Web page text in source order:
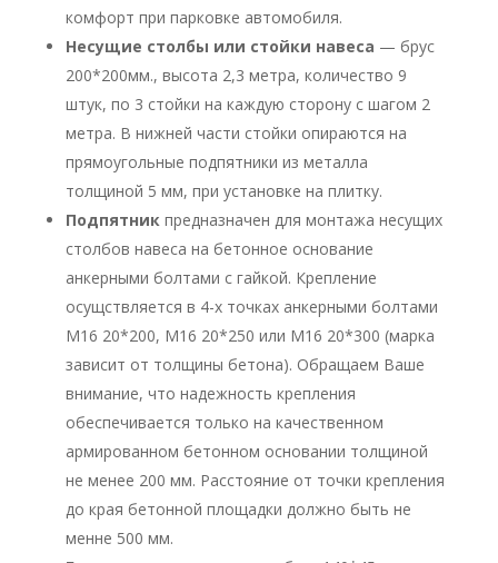
комфорт при парковке автомобиля.
Несущие столбы или стойки навеса — брус
200*200мм., высота 2,3 метра, количество 9
штук, по 3 стойки на каждую сторону с шагом 2
метра. В нижней части стойки опираются на
прямоугольные подпятники из металла
толщиной 5 мм, при установке на плитку.
Подпятник предназначен для монтажа несущих
столбов навеса на бетонное основание
анкерными болтами с гайкой. Крепление
осущствляется в 4-х точках анкерными болтами
М16 20*200, М16 20*250 или М16 20*300 (марка
зависит от толщины бетона). Обращаем Ваше
внимание, что надежность крепления
обеспечивается только на качественном
армированном бетонном основании толщиной
не менее 200 мм. Расстояние от точки крепления
до края бетонной площадки должно быть не
менне 500 мм.